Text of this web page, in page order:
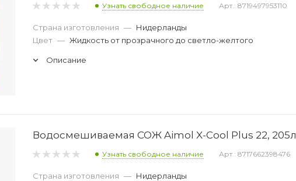
Узнать свободное наличие Арт.: 8719497953110
Страна изготовления — Нидерланды
Цвет — Жидкость от прозрачного до светло-желтого
Описание
Водосмешиваемая СОЖ Aimol X-Cool Plus 22, 205л
Узнать свободное наличие Арт.: 8717662398476
Страна изготовления — Нидерланды